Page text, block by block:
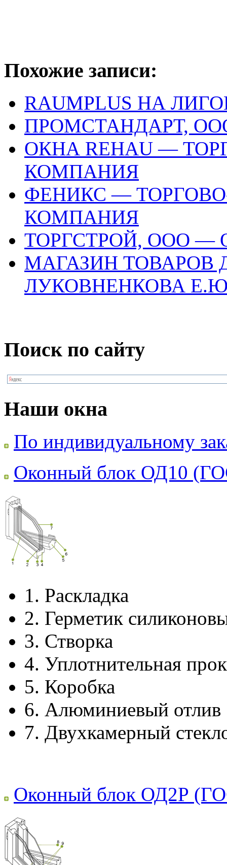
Похожие записи:
RAUMPLUS НА
ПРОМСТАНДАРТ,
ОКНА REHAU —
КОМПАНИЯ
ФЕНИКС —
КОМПАНИЯ
ТОРГСТРОЙ, ООО
МАГАЗИН ТОВАРОВ
ЛУКОВНЕНКОВА
Поиск по сайту
Наши окна
По индивидуальному
Оконный блок ОД10
1. Раскладка
2. Герметик
3. Створка
4. Уплотнительная
5. Коробка
6. Алюминиевый отлив
7. Двухкамерный
Оконный блок ОД2Р